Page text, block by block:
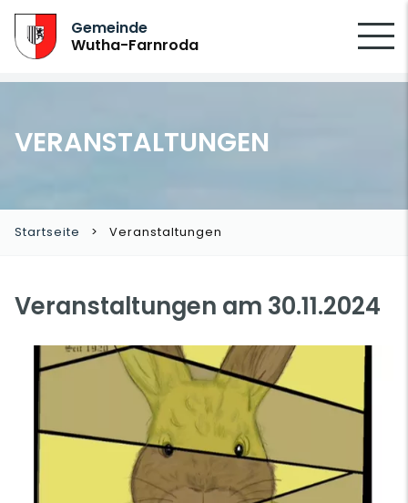
Gemeinde
Wutha-Farnroda
VERANSTALTUNGEN
Startseite Veranstaltungen
Veranstaltungen am 30.11.2024